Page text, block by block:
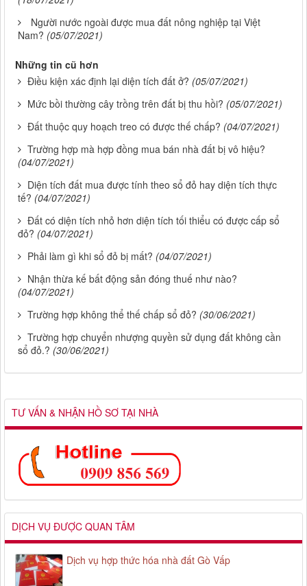
Người nước ngoài được mua đất nông nghiệp tại Việt
Nam? (05/07/2021)
Những tin cũ hơn
Điều kiện xác định lại diện tích đất ở? (05/07/2021)
Mức bồi thường cây trồng trên đất bị thu hồi? (05/07/2021)
Đất thuộc quy hoạch treo có được thế chấp? (04/07/2021)
Trường hợp mà hợp đồng mua bán nhà đất bị vô hiệu?
(04/07/2021)
Diện tích đất mua được tính theo sổ đỏ hay diện tích thực
tế? (04/07/2021)
Đất có diện tích nhỏ hơn diện tích tối thiểu có được cấp sổ
đỏ? (04/07/2021)
Phải làm gì khi sổ đỏ bị mất? (04/07/2021)
Nhận thừa kế bất động sản đóng thuế như nào?
(04/07/2021)
Trường hợp không thể thế chấp sổ đỏ? (30/06/2021)
Trường hợp chuyển nhượng quyền sử dụng đất không cần
sổ đỏ.? (30/06/2021)
TƯ VẤN & NHẬN HỒ SƠ TẠI NHÀ
DỊCH VỤ ĐƯỢC QUAN TÂM
Dịch vụ hợp thức hóa nhà đất Gò Vấp